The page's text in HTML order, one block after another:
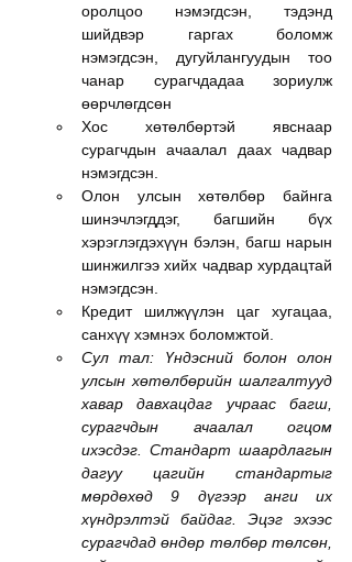
оролцоо нэмэгдсэн, тэдэнд
шийдвэр гаргах боломж
нэмэгдсэн, дугуйлангуудын тоо
чанар сурагчдадаа зориулж
өөрчлөгдсөн
Хос хөтөлбөртэй явснаар
сурагчдын ачаалал даах чадвар
нэмэгдсэн.
Олон улсын хөтөлбөр байнга
шинэчлэгддэг, багшийн бүх
хэрэглэгдэхүүн бэлэн, багш нарын
шинжилгээ хийх чадвар хурдацтай
нэмэгдсэн.
Кредит шилжүүлэн цаг хугацаа,
санхүү хэмнэх боломжтой.
Сул тал: Үндэсний болон олон
улсын хөтөлбөрийн шалгалтууд
хавар давхацдаг учраас багш,
сурагчдын ачаалал огцом
ихэсдэг. Стандарт шаардлагын
дагуу цагийн стандартыг
мөрдөхөд 9 дүгээр анги их
хүндрэлтэй байдаг. Эцэг эхээс
сурагчдад өндөр төлбөр төлсөн,